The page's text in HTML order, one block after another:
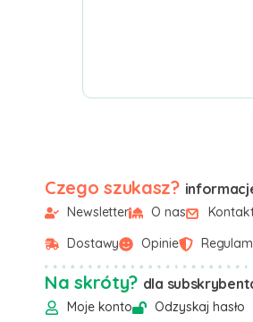
Czego szukasz?
Newsletter O nas
Dostawy
Opinie
Na skróty? dla
Moje konto
Odzyskaj hasło